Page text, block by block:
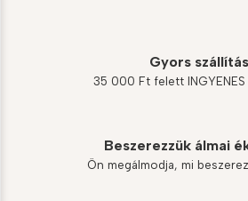
Gyors szállítás
35 000 Ft felett INGYENES
Beszerezzük álmai
Ön megálmodja, mi